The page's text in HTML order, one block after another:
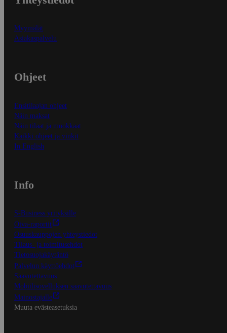
Myymälät
Asiakaspalvelu
Ohjeet
Ensitilaajan ohjeet
Näin maksat
Näin tilaat ja muokkaat
Kaikki ohjeet ja vinkit
In English
Info
S-Business yrityksille
Oiva-raportit
Osuuskauppojen yhteystiedot
Tilaus- ja toimitusehdot
Tietosuojakäytäntö
Palvelun käyttöehdot
Saavutettavuus
Mobiilisovelluksen saavutettavuus
Mainostajalle
Muuta evästeasetuksia